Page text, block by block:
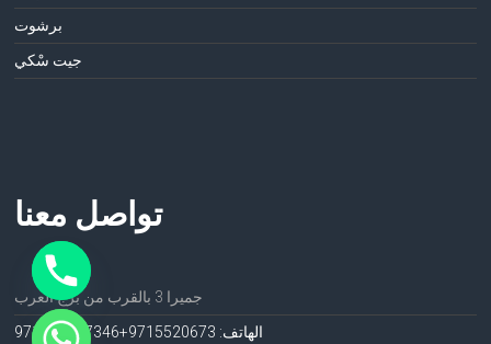
برشوت
جيت سْكي
تواصل معنا
جميرا 3 بالقرب من برج العرب
الهاتف: 971552067 3+971552067346